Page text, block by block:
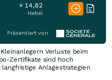
× 14,82
Hebel
Präsentiert von
Verluste beim
Zertifikate sind hoch
Anlagestrategien